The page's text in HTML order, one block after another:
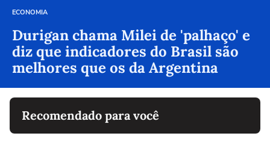
ECONOMIA
Durigan chama Milei de 'palhaço' e
diz que indicadores do Brasil são
melhores que os da Argentina
Recomendado para você